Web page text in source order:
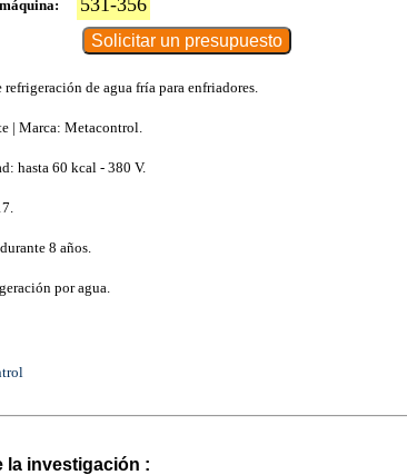
531-356
refrigeración de agua fría para enfriadores.
| Marca: Metacontrol.
hasta 60 kcal - 380 V.
8 años.
por agua.
la investigación :